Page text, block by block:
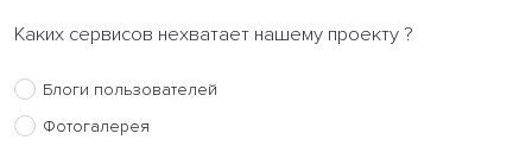
Каких сервисов нехватает нашему проекту ?
Блоги пользователей
Фотогалерея